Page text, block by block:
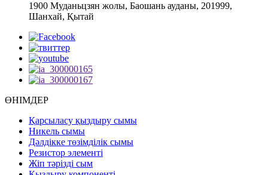
1900 Муданьцзян жолы, Баошань ауданы, 201999,
Шанхай, Қытай
ӨНІМДЕР
Қарсыласу қыздыру сымы
Никель сымы
Дәлдікке төзімділік сымы
Резистор элементі
Жіп тәрізді сым